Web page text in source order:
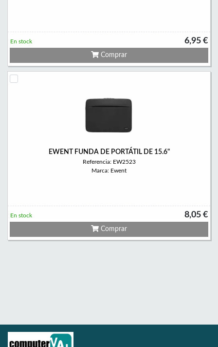
6,95 €
En stock
Comprar
EWENT FUNDA DE PORTÁTIL DE 15.6"
Referencia: EW2523
Marca: Ewent
8,05 €
En stock
Comprar